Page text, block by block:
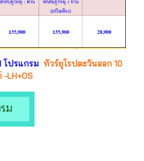
โปรแกรม ทัวร์ยุโรปตะวันออก 10
LH+OS